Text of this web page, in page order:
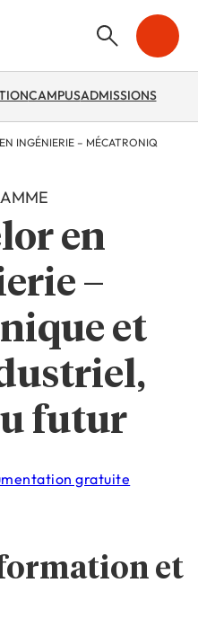
CAMPUSADMISSIONS
en
–
et
futur
gratuite
et